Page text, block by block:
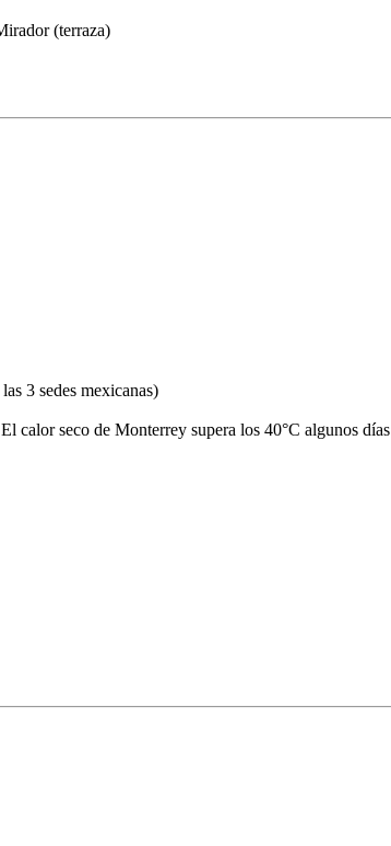
(terraza)
3 sedes mexicanas)
calor seco de Monterrey supera los 40°C algunos días